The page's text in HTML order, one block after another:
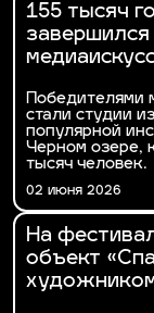
155 тысяч
Победителями
стали студии
популярной
Черном озере,
тысяч человек.
02 июня 2026
На
объект